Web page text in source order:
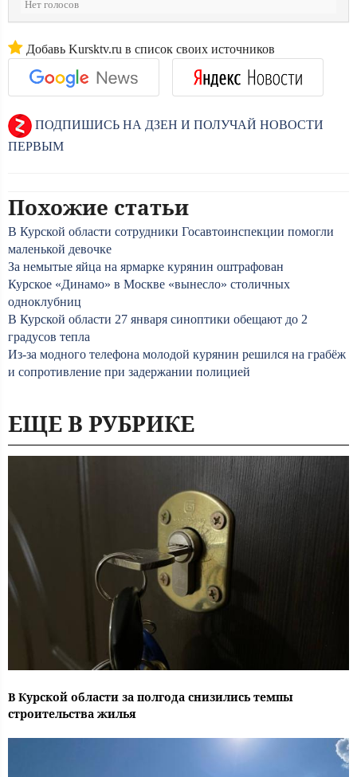
Нет голосов
Добавь Kursktv.ru в список своих источников
ПОДПИШИСЬ НА ДЗЕН И ПОЛУЧАЙ НОВОСТИ
ПЕРВЫМ
Похожие статьи
В Курской области сотрудники Госавтоинспекции помогли
маленькой девочке
За немытые яйца на ярмарке курянин оштрафован
Курское «Динамо» в Москве «вынесло» столичных
одноклубниц
В Курской области 27 января синоптики обещают до 2
градусов тепла
Из-за модного телефона молодой курянин решился на грабёж
и сопротивление при задержании полицией
ЕЩЕ В РУБРИКЕ
В Курской области за полгода снизились темпы
строительства жилья